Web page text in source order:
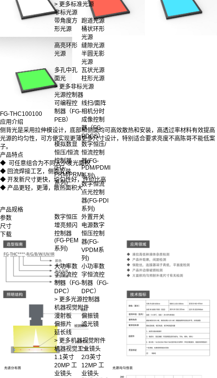
> 更多标准光源
非标光源
带角度方
形光源
跑道光源
桶状环形
光源
高亮环形
光源
缝隙光源
半圆无影
光源
多孔中孔
面光
瓦状光源
柱形光源
> 更多非标光源
光源控制器
可编程控
制器（FG-
PEB）
线扫/面阵
相机分时
成像控制
器（FG-
PDGS）
模拟数显
恒压/恒流
控制器
(FG-
PRM/PRMI
系列)
数字恒压/
恒流控制
器(FG-
PDM/PDMI
系列)
数字恒流
点光控制
器(FG-PDI
系列)
数字恒压
增亮频闪
控制器
(FG-PEM
系列)
外置开关
电源数字
恒压控制
器(FG-
VPDM系
列)
大功率数
字恒流控
制器（FG-
DPC）
小功率数
字恒流控
制器（FG-
DPC）
> 更多光源控制器
机器视觉附件
漫射板
偏振镜
偏振片
滤光镜
延长线
> 更多机器视觉附件
机器视觉工业镜头
1.1英寸
20MP 工
业镜头
2/3英寸
12MP 工
业镜头
FG-THC100100
应用介绍
侧背光是采用拉伸模设计，底部和侧面均可高效散热和安装，高透过率材料有效提高
光源的均匀性，可方便实现更薄更多尺寸设计，特别适合要求亮度不高陈哥不能低案
子。
产品特点
◆ 可任意组合为不同大小发光面积
◆ 回流焊接工艺，侧面安装
◆ 开发新尺寸更快，均匀性好，性价比高
◆ 产品更轻，更薄，散热面积大
产品规格
参数
尺寸
下载